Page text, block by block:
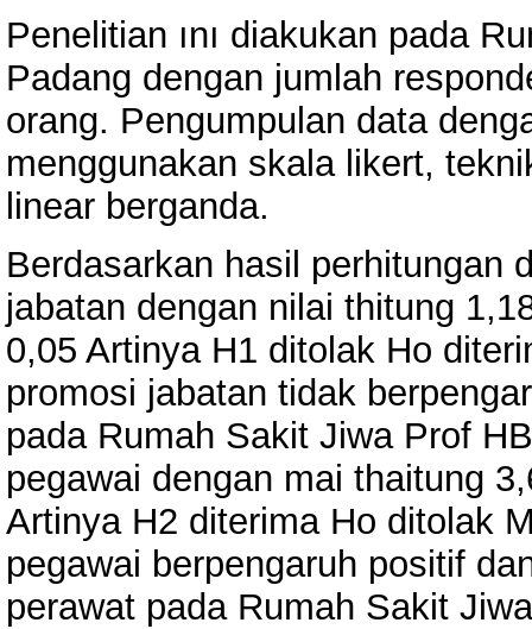
Penelitian ını diakukan pada
Padang dengan jumlah
orang. Pengumpulan data
menggunakan skala likert,
linear berganda.
Berdasarkan hasil perhitungan
jabatan dengan nilai thitung
0,05 Artinya H1 ditolak Ho
promosi jabatan tidak
pada Rumah Sakit Jiwa Prof
pegawai dengan mai thaitung
Artinya H2 diterima Ho ditolak
pegawai berpengaruh positif
perawat pada Rumah Sakit